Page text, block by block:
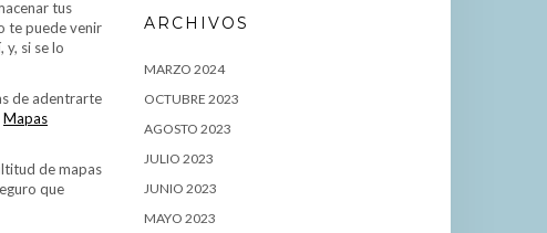
tus
te puede venir
si se lo
de adentrarte
Mapas
de mapas
que
ARCHIVOS
MARZO 2024
OCTUBRE 2023
AGOSTO 2023
JULIO 2023
JUNIO 2023
MAYO 2023